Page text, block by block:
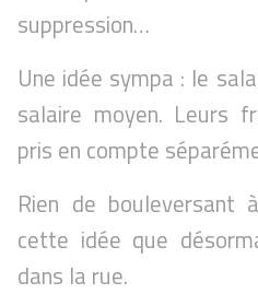
suppression…
Une idée sympa : le
salaire moyen. Leurs
pris en compte
Rien de bouleversant
cette idée que
dans la rue.